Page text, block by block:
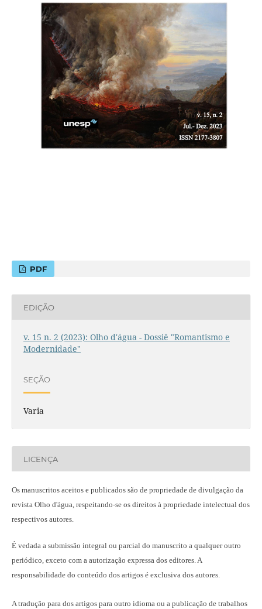
PDF
EDIÇÃO
v. 15 n. 2 (2023): Olho d'água - Dossiê "Romantismo e
Modernidade"
SEÇÃO
Varia
LICENÇA
Os manuscritos aceitos e publicados são de propriedade de divulgação da
revista Olho d'água, respeitando-se os direitos à propriedade intelectual dos
respectivos autores.
É vedada a submissão integral ou parcial do manuscrito a qualquer outro
periódico, exceto com a autorização expressa dos editores. A
responsabilidade do conteúdo dos artigos é exclusiva dos autores.
A tradução para dos artigos para outro idioma ou a publicação de trabalhos